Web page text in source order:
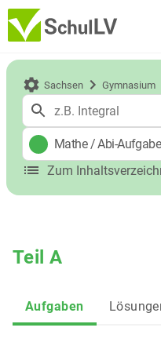
Sachsen Gymnasium
Mathe/Abi-
Zum
Teil A
Aufgaben